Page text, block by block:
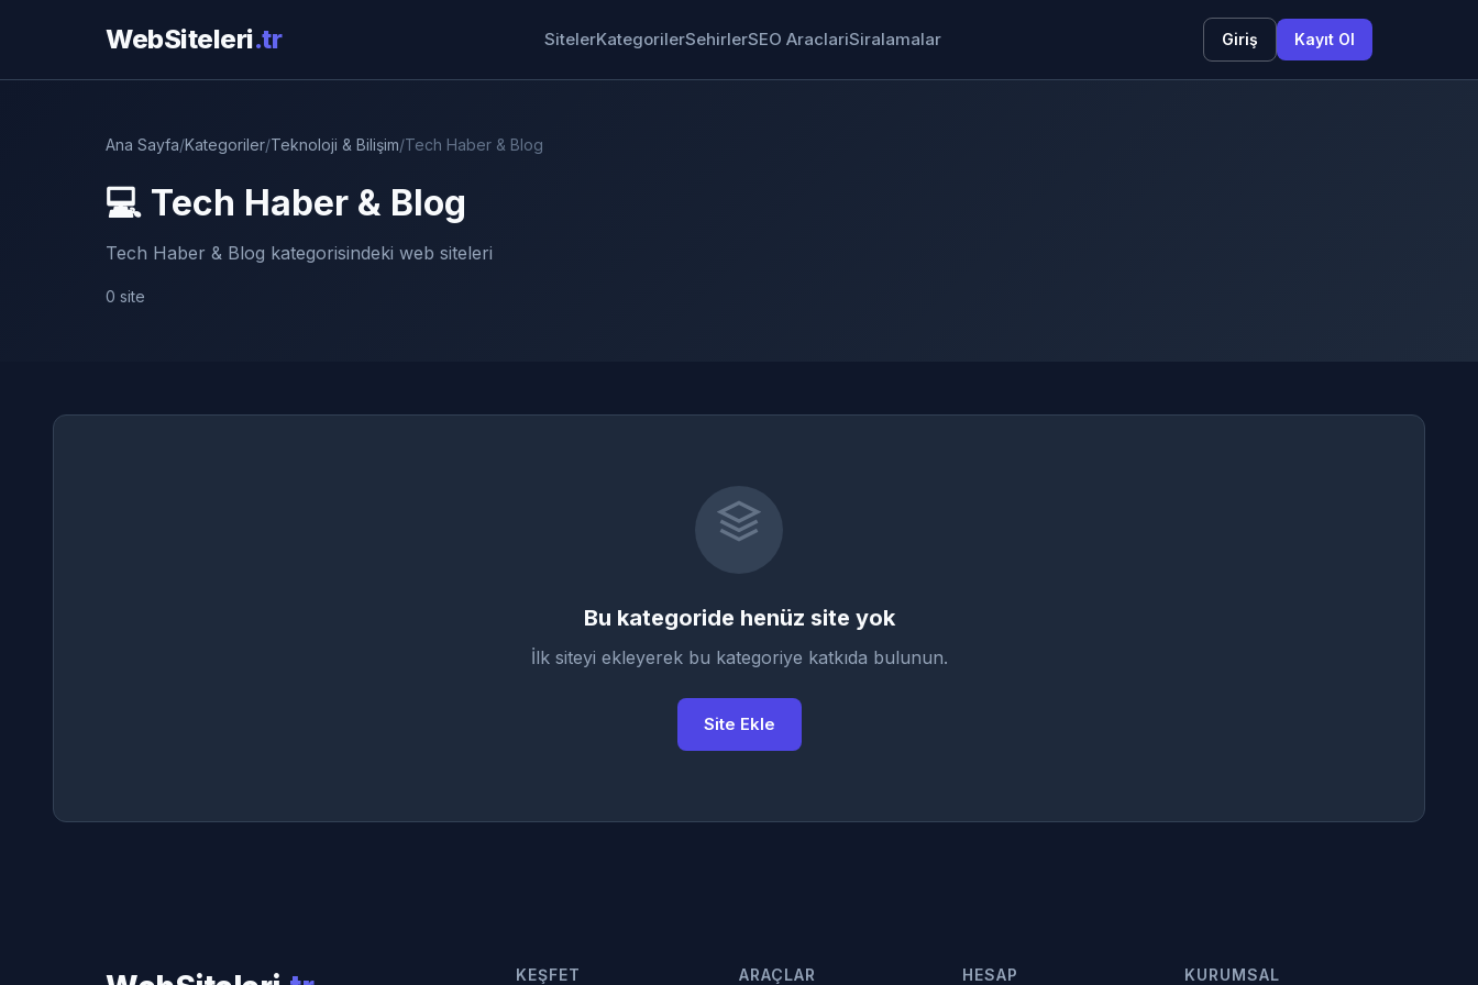
WebSiteleri.tr SitelerKategorilerSehirlerSEO AraclariSiralamalar Giriş Kayıt Ol
Ana Sayfa/Kategoriler/Teknoloji & Bilişim/Tech Haber & Blog
💻 Tech Haber & Blog
Tech Haber & Blog kategorisindeki web siteleri
0 site
Bu kategoride henüz site yok
İlk siteyi ekleyerek bu kategoriye katkıda bulunun.
Site Ekle
KEŞFET ARAÇLAR HESAP KURUMSAL